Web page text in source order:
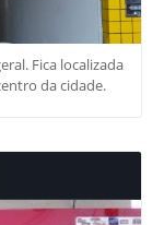
Fica localizada
da cidade.